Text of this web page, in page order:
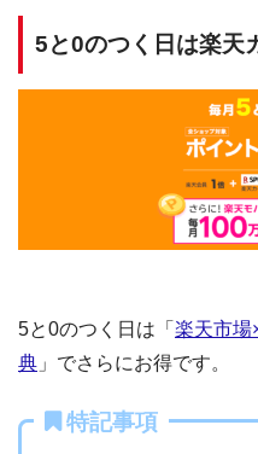
5と0のつく日は楽天
5と0のつく日は「 楽天市場
典 」でさらにお得です。
特記事項